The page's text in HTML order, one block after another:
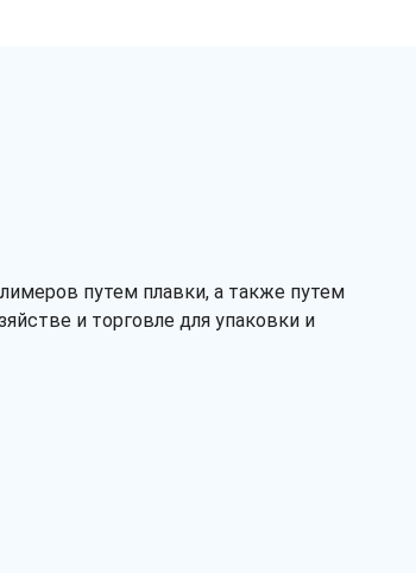
звонок
путем плавки, а также путем
и торговле для упаковки и